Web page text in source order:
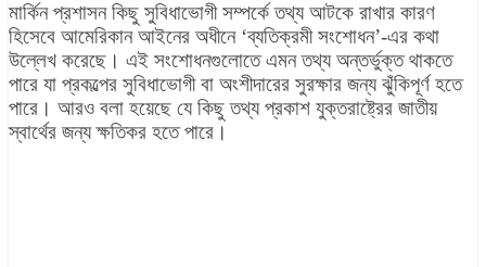
মার্কিন প্রশাসন কিছু সুবিধাভোগী সম্পর্কে তথ্য আটকে রাখার কারণ
হিসেবে আমেরিকান আইনের অধীনে ‘ব্যতিক্রমী সংশোধন’-এর কথা
উল্লেখ করেছে। এই সংশোধনগুলোতে এমন তথ্য অন্তর্ভুক্ত থাকতে
পারে যা প্রকল্পের সুবিধাভোগী বা অংশীদারের সুরক্ষার জন্য ঝুঁকিপূর্ণ হতে
পারে। আরও বলা হয়েছে যে কিছু তথ্য প্রকাশ যুক্তরাষ্ট্রের জাতীয়
স্বার্থের জন্য ক্ষতিকর হতে পারে।